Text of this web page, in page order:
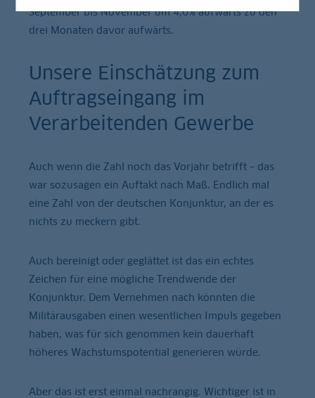
September bis November um 4,0% aufwärts zu den
drei Monaten davor aufwärts.
Unsere Einschätzung zum
Auftragseingang im
Verarbeitenden Gewerbe
Auch wenn die Zahl noch das Vorjahr betrifft – das
war sozusagen ein Auftakt nach Maß. Endlich mal
eine Zahl von der deutschen Konjunktur, an der es
nichts zu meckern gibt.
Auch bereinigt oder geglättet ist das ein echtes
Zeichen für eine mögliche Trendwende der
Konjunktur. Dem Vernehmen nach könnten die
Militärausgaben einen wesentlichen Impuls gegeben
haben, was für sich genommen kein dauerhaft
höheres Wachstumspotential generieren würde.
Aber das ist erst einmal nachrangig. Wichtiger ist in